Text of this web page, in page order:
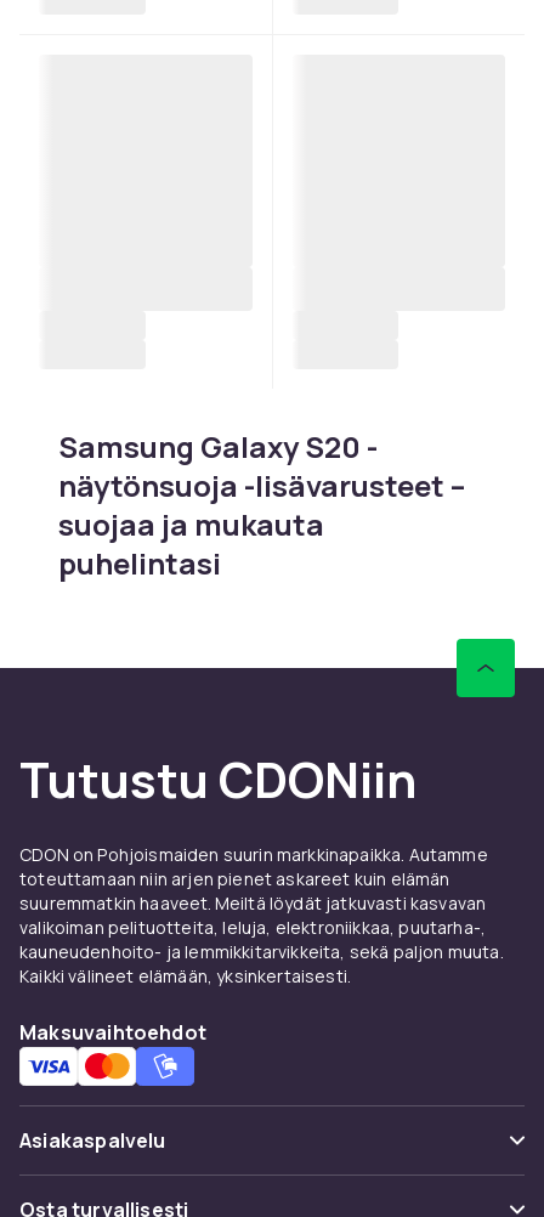
Samsung Galaxy S20 -
näytönsuoja -lisävarusteet –
suojaa ja mukauta
puhelintasi
laajan valikoiman tarvikkeita S-sarjan
huippuluokan tekniikan ja premium-tuntuman
lisätarvikkeita, löydät oikean tuotteen täältä.
Samsung Galaxy S20 -
näytönsuoja -puhelimelle
Hyvä suojakuori suojaa Samsung Galaxy S20 -
näytönsuoja-puhelintasi naarmuilta ja iskuilta.
iskunkestävän mallin väliltä. Yhdistä se
karkaistulasisuojaan täydelliseksi suojaksi.
Tutustu koko valikoimaan:Samsungin
matkapuhelinkuoret ja tarvikkeet
Laturit ja kaapelit Samsung
Tutustu CDONiin
CDON on Pohjoismaiden suurin markkinapaikka. Autamme
toteuttamaan niin arjen pienet askareet kuin elämän
suuremmatkin haaveet. Meiltä löydät jatkuvasti kasvavan
valikoiman pelituotteita, leluja, elektroniikkaa, puutarha-,
kauneudenhoito- ja lemmikkitarvikkeita, sekä paljon muuta.
Kaikki välineet elämään, yksinkertaisesti.
Maksuvaihtoehdot
Asiakaspalvelu
Usein kysyttyä (UKK)
Osta turvallisesti